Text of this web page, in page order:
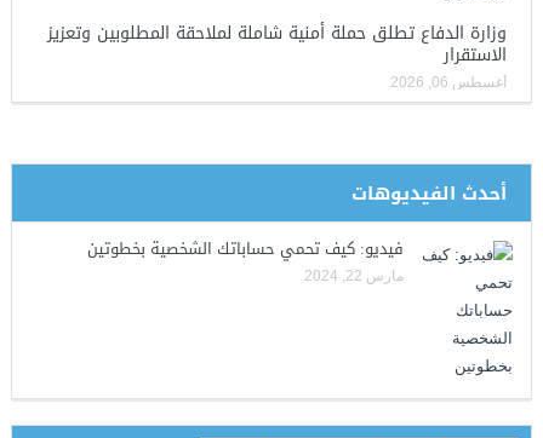
وزارة الدفاع تطلق حملة أمنية شاملة لملاحقة المطلوبين وتعزيز
الاستقرار
أغسطس 06, 2026
أحدث الفيديوهات
فيديو: كيف تحمي حساباتك الشخصية بخطوتين
مارس 22, 2024